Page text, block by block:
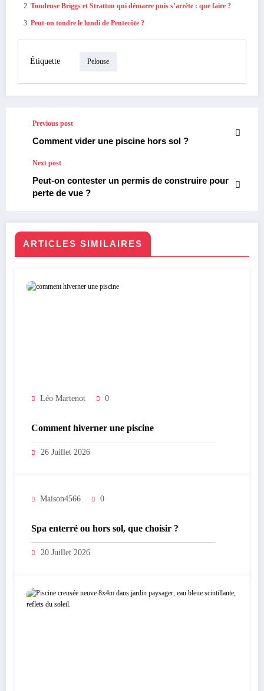
Tondeuse Briggs et Stratton qui démarre puis s’arrête : que faire ?
Peut-on tondre le lundi de Pentecôte ?
Étiquette Pelouse
Previous post
Comment vider une piscine hors sol ?
Next post
Peut-on contester un permis de construire pour
perte de vue ?
ARTICLES SIMILAIRES
Léo Martenot 0
Comment hiverner une piscine
26 Juillet 2026
Maison4566 0
Spa enterré ou hors sol, que choisir ?
20 Juillet 2026